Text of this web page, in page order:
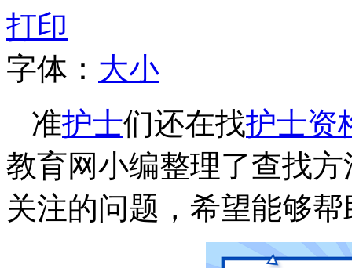
打印
字体： 大小
准护士们还在找护士资
教育网小编整理了查找
关注的问题，希望能够